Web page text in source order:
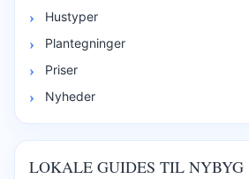
Hustyper
Plantegninger
Priser
Nyheder
LOKALE GUIDES TIL NYBYG